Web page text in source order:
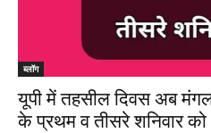
ब्लॉग
यूपी में तहसील दिवस अब
के प्रथम व तीसरे शनिवार को